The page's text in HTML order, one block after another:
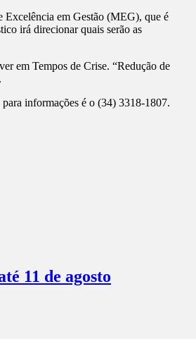
Excelência em Gestão (MEG), que é
irá direcionar quais serão as
em Tempos de Crise. “Redução de
informações é o (34) 3318-1807.
11 de agosto